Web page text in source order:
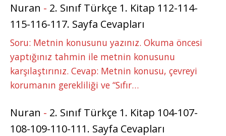
Nuran - 2. Sınıf Türkçe 1. Kitap 112-114-
115-116-117. Sayfa Cevapları
Soru: Metnin konusunu yazınız. Okuma öncesi
yaptığınız tahmin ile metnin konusunu
karşılaştırınız. Cevap: Metnin konusu, çevreyi
korumanın gerekliliği ve “Sıfır…
Nuran - 2. Sınıf Türkçe 1. Kitap 104-107-
108-109-110-111. Sayfa Cevapları